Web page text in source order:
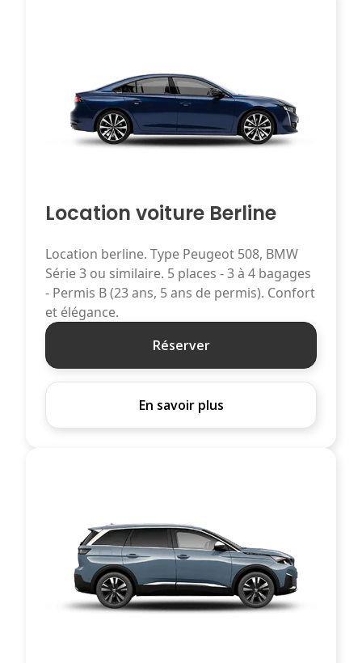
Location voiture Berline
Location berline. Type Peugeot 508, BMW
Série 3 ou similaire. 5 places - 3 à 4 bagages
- Permis B (23 ans, 5 ans de permis). Confort
et élégance.
Réserver
En savoir plus